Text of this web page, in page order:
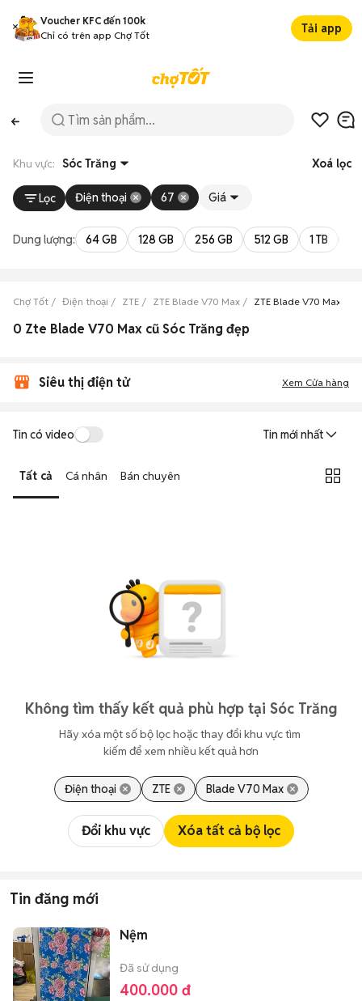
Voucher KFC đến 100k
Chỉ có trên app Chợ Tốt
Tải app
Khu vực: Sóc Trăng Xoá lọc
Lọc Điện thoại 67 Giá
Dung lượng: 64 GB 128 GB 256 GB 512 GB 1 TB
Chợ Tốt Điện thoại ZTE ZTE Blade V70 Max ZTE Blade V70 Max
0 Zte Blade V70 Max cũ Sóc Trăng đẹp
Siêu thị điện tử Xem Cửa hàng
Tin có video Tin mới nhất
Tất cả Cá nhân Bán chuyên
Không tìm thấy kết quả phù hợp tại Sóc Trăng
Hãy xóa một số bộ lọc hoặc thay đổi khu vực tìm
kiếm để xem nhiều kết quả hơn
Điện thoại ZTE Blade V70 Max
Đổi khu vực Xóa tất cả bộ lọc
Tin đăng mới
Nệm
Đã sử dụng
400.000 đ